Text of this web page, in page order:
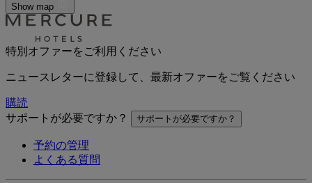
Show map
特別オファーをご利用ください
ニュースレターに登録して、最新オファーをご覧ください
購読
サポートが必要ですか？
サポートが必要ですか？
予約の管理
よくある質問